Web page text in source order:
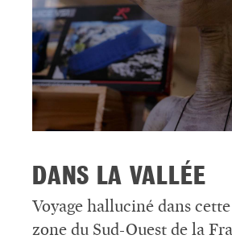
DANS LA VALLÉE
Voyage halluciné dans
zone du Sud-Ouest de la